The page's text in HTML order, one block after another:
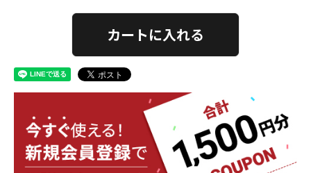
カートに入れる